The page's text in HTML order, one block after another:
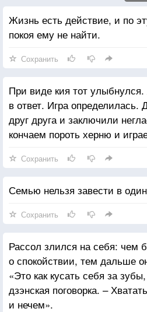
Жизнь есть действие, и по
покоя ему не найти.
Сохранить
При виде кия тот
в ответ. Игра определилась.
друг друга и заключили
кончаем пороть херню и
Сохранить
Семью нельзя завести в
Сохранить
Рассол злился на себя: чем
о спокойствии, тем дальше
«Это как кусать себя за
дзэнская поговорка. –
и нечем».